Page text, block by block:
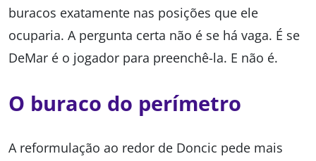
buracos exatamente nas posições que ele
ocuparia. A pergunta certa não é se há vaga. É se
DeMar é o jogador para preenchê-la. E não é.
O buraco do perímetro
A reformulação ao redor de Doncic pede mais